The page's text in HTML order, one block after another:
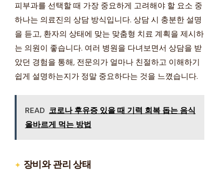
피부과를 선택할 때 가장 중요하게 고려해야 할 요소 중
하나는 의료진의 상담 방식입니다. 상담 시 충분한 설명
을 듣고, 환자의 상태에 맞는 맞춤형 치료 계획을 제시하
는 의원이 좋습니다. 여러 병원을 다녀보면서 상담을 받
았던 경험을 통해, 전문의가 얼마나 친절하고 이해하기
쉽게 설명하는지가 정말 중요하다는 것을 느꼈습니다.
READ 코로나 후유증 있을 때 기력 회복 돕는 음식
올바르게 먹는 방법
장비와 관리 상태